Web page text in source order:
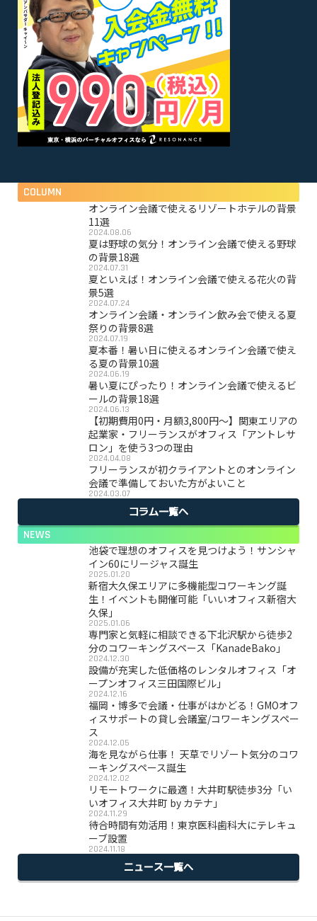
COLUMN
オンライン会議で使えるリゾートホテルの背景
11選
2024.08.06
夏は野球の気分！オンライン会議で使える野球
の背景18選
2024.07.31
夏といえば！オンライン会議で使える花火の背
景5選
2024.07.24
オンライン会議・オンライン飲み会で使える夏
祭りの背景8選
2024.07.19
夏本番！暑い日に使えるオンライン会議で使え
る夏の背景10選
2024.06.19
暑い夏にぴったり！オンライン会議で使えるビ
ールの背景18選
2024.06.13
【初期費用0円・月額3,800円〜】関東エリアの
起業家・フリーランスがオフィス「アントレサ
ロン」を使う3つの理由
2024.04.08
フリーランスが初クライアントとのオンライン
会議で準備しておいた方がよいこと
2024.03.07
コラム一覧へ
NEWS
池袋で理想のオフィスを見つけよう！サンシャ
イン60にリージャス誕生
2025.01.20
新宿大久保エリアに多機能型コワーキング誕
生！イベントも開催可能「いいオフィス新宿大
久保」
2025.01.06
専門家と気軽に相談できる下北沢駅から徒歩2
分のコワーキングスペース「KanadeBako」
2024.12.30
設備が充実した低価格のレンタルオフィス「オ
ープンオフィス三田国際ビル」
2024.12.16
福岡・博多で会議・仕事がはかどる！GMOオフ
ィスサポートの貸し会議室/コワーキングスペー
ス
2024.12.05
海を見ながら仕事！ 天草でリゾート気分のコワ
ーキングスペース誕生
2024.12.02
リモートワークに最適！大井町駅徒歩3分「い
いオフィス大井町 by カテナ」
2024.11.29
待合時間有効活用！東京医科歯科大にテレキュ
ーブ設置
2024.11.18
ニュース一覧へ